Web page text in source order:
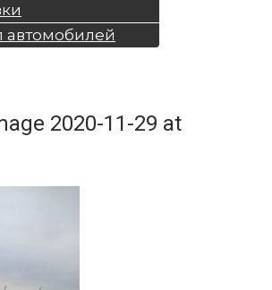
2020-11-29 at